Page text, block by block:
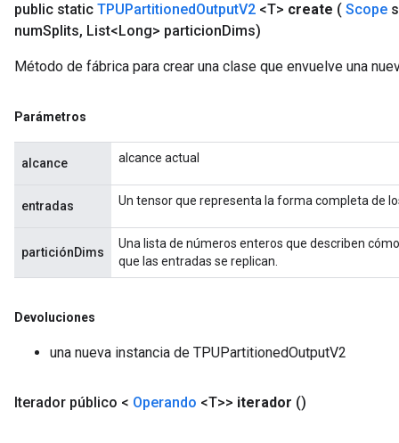
public static TPUPartitionedOutputV2 <T> create ( Scope
numSplits, List<Long> particionDims)
Método de fábrica para crear una clase que envuelve una
Parámetros
alcance alcance actual
entradas Un tensor que representa la forma completa de
particiónDims
Una lista de números enteros que describen
que las entradas se replican.
Devoluciones
una nueva instancia de TPUPartitionedOutputV2
Iterador público < Operando <T>> iterador ()